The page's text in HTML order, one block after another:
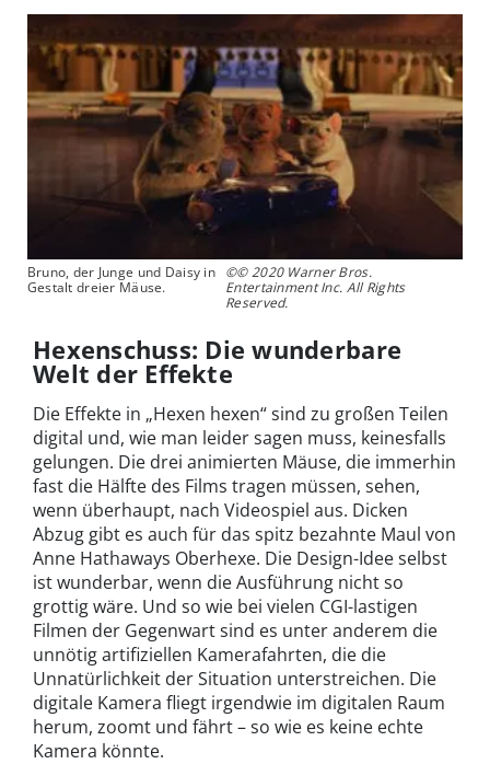
Bruno, der Junge und Daisy in
Gestalt dreier Mäuse.
©© 2020 Warner Bros.
Entertainment Inc. All Rights
Reserved.
Hexenschuss: Die wunderbare
Welt der Effekte
Die Effekte in „Hexen hexen“ sind zu großen Teilen
digital und, wie man leider sagen muss, keinesfalls
gelungen. Die drei animierten Mäuse, die immerhin
fast die Hälfte des Films tragen müssen, sehen,
wenn überhaupt, nach Videospiel aus. Dicken
Abzug gibt es auch für das spitz bezahnte Maul von
Anne Hathaways Oberhexe. Die Design-Idee selbst
ist wunderbar, wenn die Ausführung nicht so
grottig wäre. Und so wie bei vielen CGI-lastigen
Filmen der Gegenwart sind es unter anderem die
unnötig artifiziellen Kamerafahrten, die die
Unnatürlichkeit der Situation unterstreichen. Die
digitale Kamera fliegt irgendwie im digitalen Raum
herum, zoomt und fährt – so wie es keine echte
Kamera könnte.